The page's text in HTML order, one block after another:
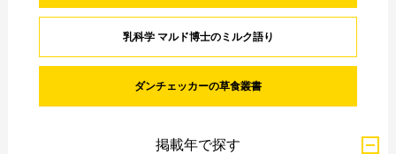
乳科学 マルド博士のミルク語り
ダンチェッカーの草食叢書
掲載年で探す